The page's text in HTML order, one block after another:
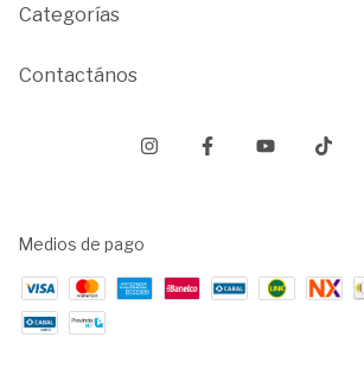
Categorías
Contactános
Medios de pago